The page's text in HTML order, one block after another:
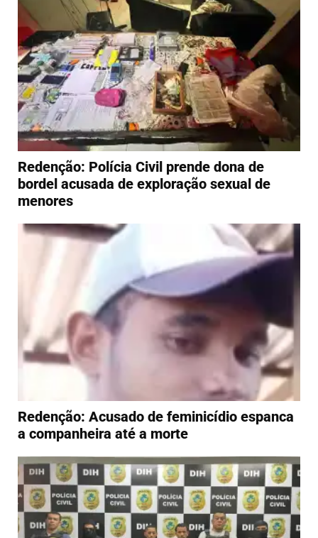
Redenção: Polícia Civil prende dona de
bordel acusada de exploração sexual de
menores
Redenção: Acusado de feminicídio espanca
a companheira até a morte